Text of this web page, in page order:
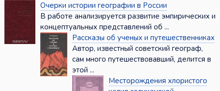
Очерки истории географии в России
В работе анализируется развитие эмпирических и
концептуальных представлений об ...
Рассказы об ученых и путешественниках
Автор, известный советский географ,
сам много путешествовавший, делится в
этой ...
Месторождения хлористого